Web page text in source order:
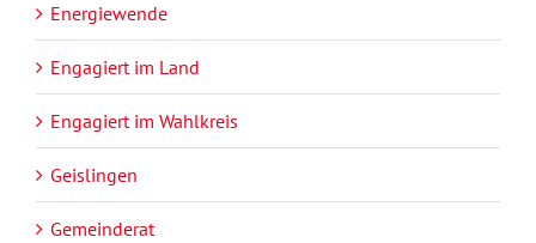
Energiewende
Engagiert im Land
Engagiert im Wahlkreis
Geislingen
Gemeinderat